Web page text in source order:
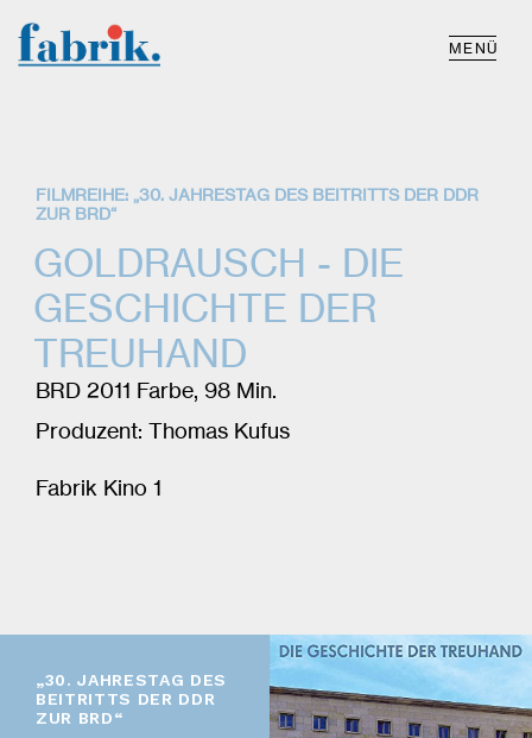
MENÜ
FILMREIHE: „30. JAHRESTAG DES BEITRITTS DER DDR
ZUR BRD“
GOLDRAUSCH - DIE
GESCHICHTE DER
TREUHAND
BRD 2011 Farbe, 98 Min.
Produzent: Thomas Kufus
Fabrik Kino 1
„30. JAHRESTAG DES
BEITRITTS DER DDR
ZUR BRD“